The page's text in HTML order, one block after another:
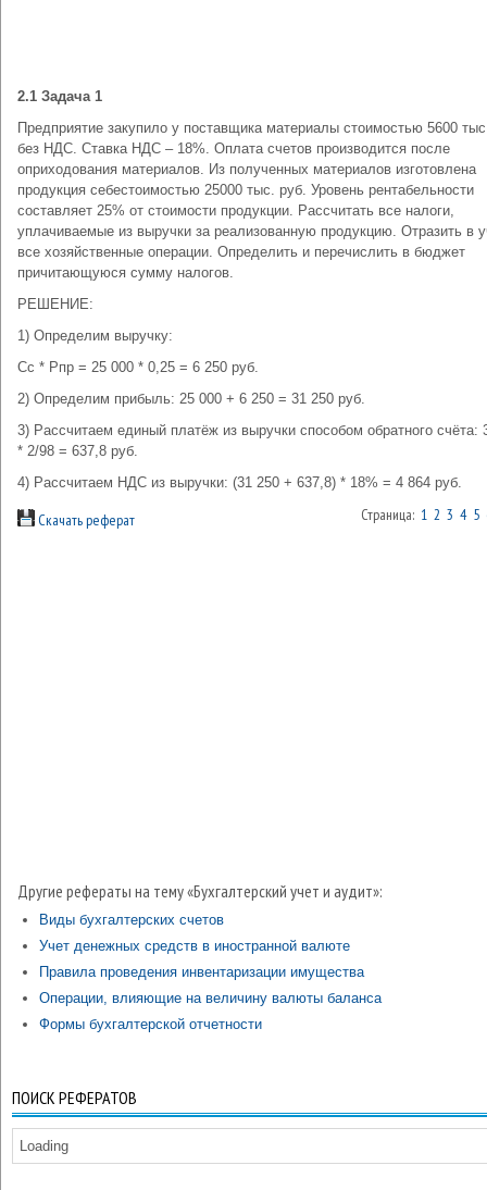
2.1 Задача 1
Предприятие закупило у поставщика материалы стоимостью 5600
без НДС. Ставка НДС – 18%. Оплата счетов производится после
оприходования материалов. Из полученных материалов изготовлена
продукция себестоимостью 25000 тыс. руб. Уровень рентабельности
составляет 25% от стоимости продукции. Рассчитать все налоги,
уплачиваемые из выручки за реализованную продукцию. Отразить в
все хозяйственные операции. Определить и перечислить в бюджет
причитающуюся сумму налогов.
РЕШЕНИЕ:
1) Определим выручку:
Сс * Рпр = 25 000 * 0,25 = 6 250 руб.
2) Определим прибыль: 25 000 + 6 250 = 31 250 руб.
3) Рассчитаем единый платёж из выручки способом обратного счёта:
* 2/98 = 637,8 руб.
4) Рассчитаем НДС из выручки: (31 250 + 637,8) * 18% = 4 864 руб.
Скачать реферат Страница: 1 2 3 4 5
Другие рефераты на тему «Бухгалтерский учет и аудит»:
Виды бухгалтерских счетов
Учет денежных средств в иностранной валюте
Правила проведения инвентаризации имущества
Операции, влияющие на величину валюты баланса
Формы бухгалтерской отчетности
ПОИСК РЕФЕРАТОВ
Loading